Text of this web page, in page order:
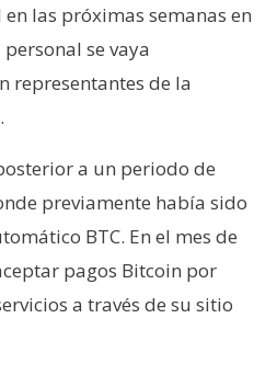
las próximas semanas en
se vaya
representantes de la
.
a un periodo de
previamente había sido
BTC. En el mes de
pagos Bitcoin por
a través de su sitio